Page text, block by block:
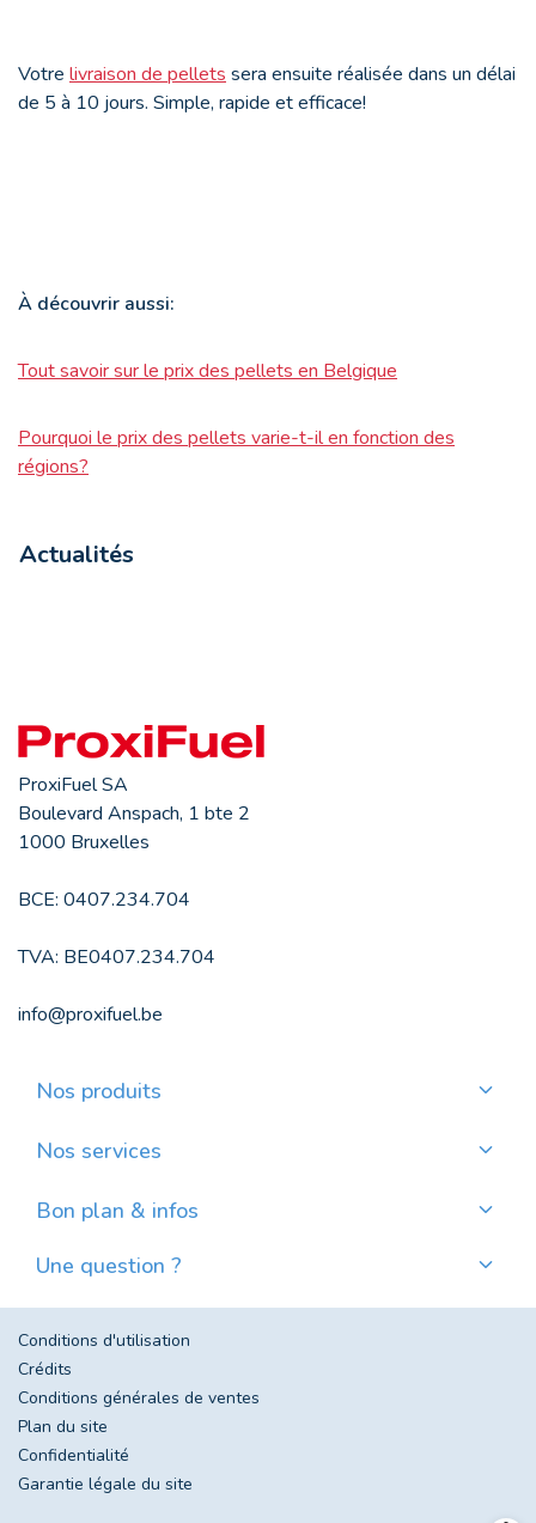
Votre livraison de pellets sera ensuite réalisée dans un délai
de 5 à 10 jours. Simple, rapide et efficace!
À découvrir aussi:
Tout savoir sur le prix des pellets en Belgique
Pourquoi le prix des pellets varie-t-il en fonction des
régions?
Actualités
ProxiFuel SA
Boulevard Anspach, 1 bte 2
1000 Bruxelles
BCE: 0407.234.704
TVA: BE0407.234.704
info@proxifuel.be
Nos produits
Commander des pellets de qualité
Nos services
Où trouver mes pellets ?
Bon plan & infos
Évolution du prix du mazout en Belgique
Une question ?
Conditions d'utilisation
Crédits
Conditions générales de ventes
Plan du site
Confidentialité
Garantie légale du site